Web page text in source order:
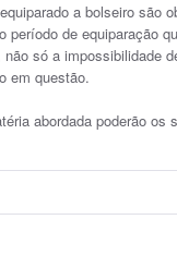
a bolseiro são
de equiparação
só a impossibilidade
em questão.
abordada poderão os